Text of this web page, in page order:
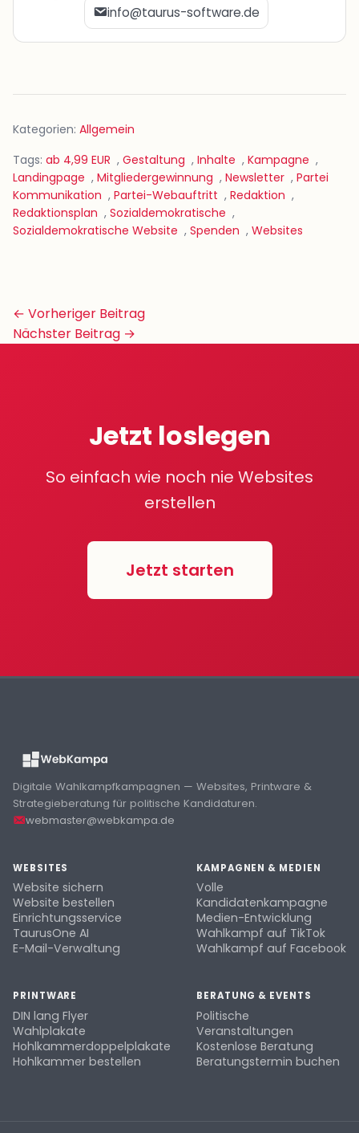
info@taurus-software.de
Kategorien: Allgemein
Tags: ab 4,99 EUR , Gestaltung , Inhalte , Kampagne ,
Landingpage , Mitgliedergewinnung , Newsletter , Partei
Kommunikation , Partei-Webauftritt , Redaktion ,
Redaktionsplan , Sozialdemokratische ,
Sozialdemokratische Website , Spenden , Websites
Beitrags-
Navigation
← Vorheriger Beitrag
Nächster Beitrag →
Jetzt loslegen
So einfach wie noch nie Websites
erstellen
Jetzt starten
Digitale Wahlkampfkampagnen — Websites, Printware &
Strategieberatung für politische Kandidaturen.
webmaster@webkampa.de
WEBSITES
Website sichern
Website bestellen
Einrichtungsservice
TaurusOne AI
E-Mail-Verwaltung
KAMPAGNEN & MEDIEN
Volle
Kandidatenkampagne
Medien-Entwicklung
Wahlkampf auf TikTok
Wahlkampf auf Facebook
PRINTWARE
DIN lang Flyer
Wahlplakate
Hohlkammerdoppelplakate
Hohlkammer bestellen
BERATUNG & EVENTS
Politische
Veranstaltungen
Kostenlose Beratung
Beratungstermin buchen